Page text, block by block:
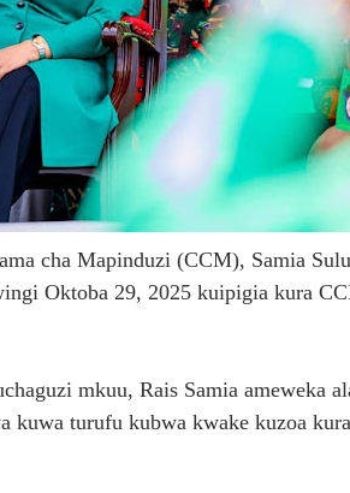
WITO KUHUSU LESENI ZA
Miundombinu ya BRT Awamu ya
VYA FAIDA VYA DHAMANA ZA
WATAKIWA KUZINGATIA
KWA MAPINDUZI YA
YAIMARISHA USHIRIKIANO
wa maji chini ya ardhi
WATOA ELIMU YA VIPIMO
cha Mapinduzi (CCM), Samia
Oktoba 29, 2025 kuipigia kura
mkuu, Rais Samia ameweka
kuwa turufu kubwa kwake kuzoa